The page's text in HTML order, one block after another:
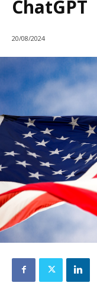
ChatGPT
20/08/2024